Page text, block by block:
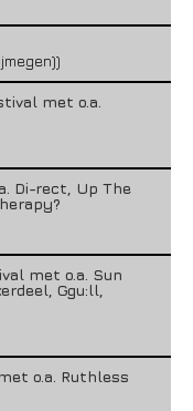
met o.a.
Di-rect, Up The
met o.a. Sun
Ggu:ll,
o.a. Ruthless